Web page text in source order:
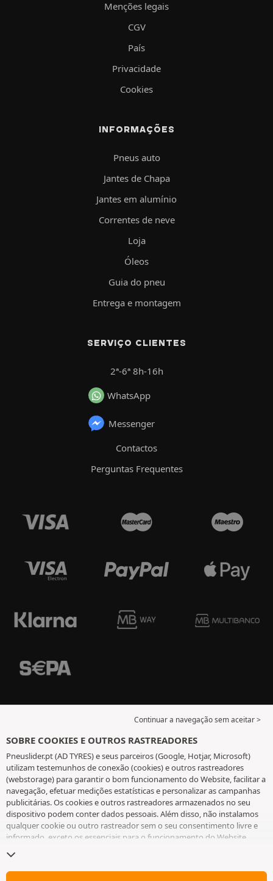
Menções legais
CGV
País
Privacidade
Cookies
INFORMAÇÕES
Pneus auto
Jantes de Chapa
Jantes em alumínio
Correntes de neve
Loja
Óleos
Guia do pneu
Entrega e montagem
SERVIÇO CLIENTES
2ª-6ª 8h-16h
WhatsApp
Messenger
Contactos
Perguntas Frequentes
Continuar a navegação sem aceitar >
SOBRE COOKIES E OUTROS RASTREADORES
Pneuslider.pt (AD TYRES) e seus parceiros (Google, Hotjar, Microsoft)
utilizam testemunhos de conexão (cookies) e outros rastreadores
(webstorage) para garantir o bom funcionamento do Website, facilitar a
navegação, efetuar medições estatísticas e personalizar as campanhas
publicitárias. Os cookies e outros rastreadores armazenados no seu
dispositivo podem conter dados pessoais. Além disso, não instalamos
qualquer cookie ou outro rastreador sem o seu consentimento livre e
informado, exceto os essenciais para o funcionamento do Website.
consentimento a qualquer momento, ao aceder à
outros rastreadores. Pode optar por continuar a navegar sem aceitar a